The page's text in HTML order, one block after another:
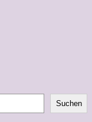
Suchen